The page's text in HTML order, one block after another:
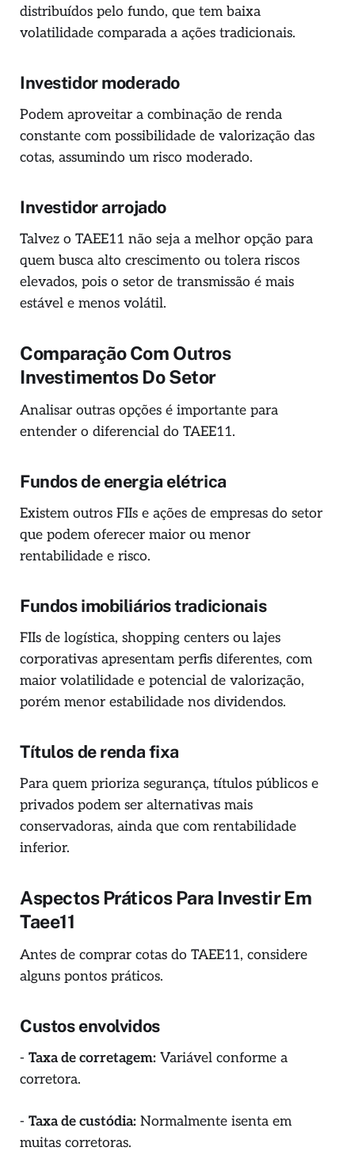
distribuídos pelo fundo, que tem baixa
volatilidade comparada a ações tradicionais.
Investidor moderado
Podem aproveitar a combinação de renda
constante com possibilidade de valorização das
cotas, assumindo um risco moderado.
Investidor arrojado
Talvez o TAEE11 não seja a melhor opção para
quem busca alto crescimento ou tolera riscos
elevados, pois o setor de transmissão é mais
estável e menos volátil.
Comparação Com Outros
Investimentos Do Setor
Analisar outras opções é importante para
entender o diferencial do TAEE11.
Fundos de energia elétrica
Existem outros FIIs e ações de empresas do setor
que podem oferecer maior ou menor
rentabilidade e risco.
Fundos imobiliários tradicionais
FIIs de logística, shopping centers ou lajes
corporativas apresentam perfis diferentes, com
maior volatilidade e potencial de valorização,
porém menor estabilidade nos dividendos.
Títulos de renda fixa
Para quem prioriza segurança, títulos públicos e
privados podem ser alternativas mais
conservadoras, ainda que com rentabilidade
inferior.
Aspectos Práticos Para Investir Em
Taee11
Antes de comprar cotas do TAEE11, considere
alguns pontos práticos.
Custos envolvidos
- Taxa de corretagem: Variável conforme a
corretora.
- Taxa de custódia: Normalmente isenta em
muitas corretoras.